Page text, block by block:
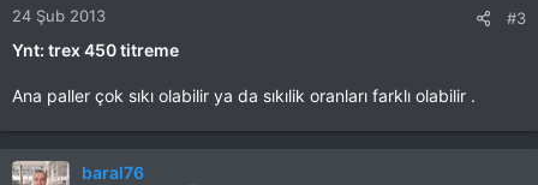
24 Şub 2013 #3
Ynt: trex 450 titreme
Ana paller çok sıkı olabilir ya da sıkılik oranları farklı olabilir .
baral76